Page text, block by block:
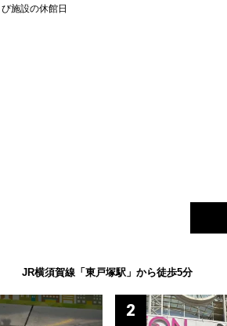
施設の休館日
JR横須賀線「東戸塚駅」から徒歩5分
2